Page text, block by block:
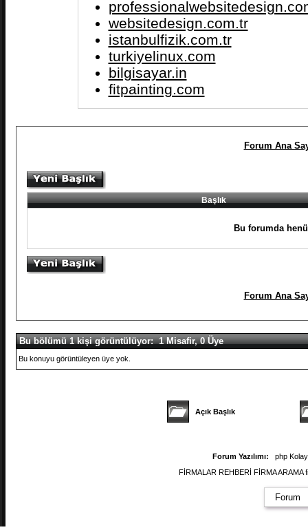
websitedesign.com.tr
istanbulfizik.com.tr
turkiyelinux.com
bilgisayar.in
fitpainting.com
Forum Ana
Başlık
Bu forumda
Forum Ana
Bu bölümü 1 kişi görüntülüyor: 1 Misafir, 0 Üye
Bu konuyu görüntüleyen üye yok.
Açık Başlık
Forum Yazılımı:
php
FİRMALAR REHBERİ FİRMA
Forum